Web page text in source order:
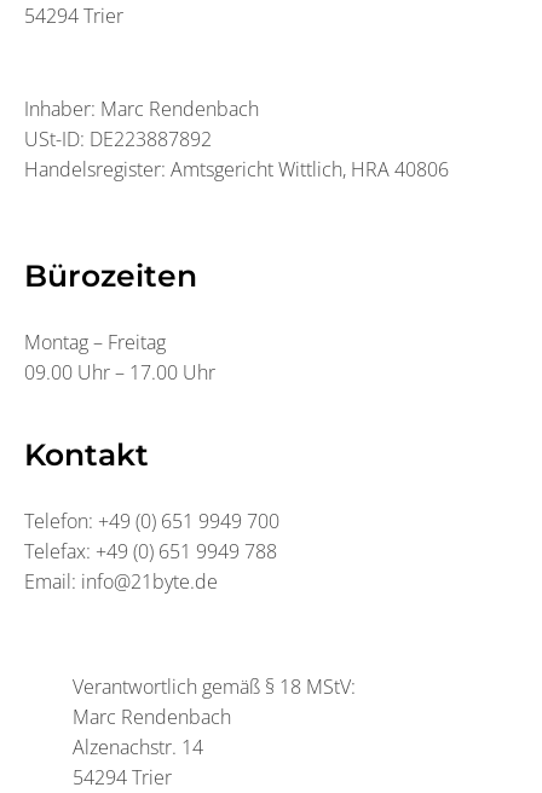
54294 Trier
Inhaber: Marc Rendenbach
USt-ID: DE223887892
Handelsregister: Amtsgericht Wittlich, HRA 40806
Bürozeiten
Montag – Freitag
09.00 Uhr – 17.00 Uhr
Kontakt
Telefon: +49 (0) 651 9949 700
Telefax: +49 (0) 651 9949 788
Email: info@21byte.de
Verantwortlich gemäß § 18 MStV:
Marc Rendenbach
Alzenachstr. 14
54294 Trier